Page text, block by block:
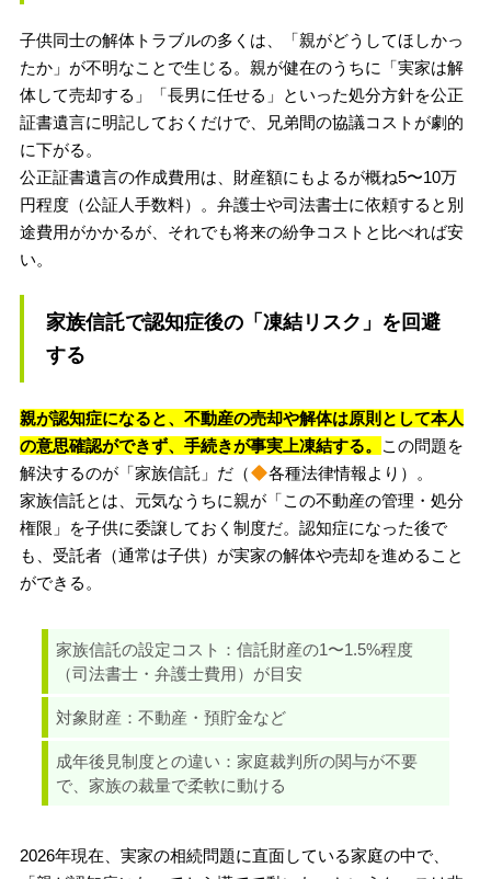
子供同士の解体トラブルの多くは、「親がどうしてほしかっ
たか」が不明なことで生じる。親が健在のうちに「実家は解
体して売却する」「長男に任せる」といった処分方針を公正
証書遺言に明記しておくだけで、兄弟間の協議コストが劇的
に下がる。
公正証書遺言の作成費用は、財産額にもよるが概ね5〜10万
円程度（公証人手数料）。弁護士や司法書士に依頼すると別
途費用がかかるが、それでも将来の紛争コストと比べれば安
い。
家族信託で認知症後の「凍結リスク」を回避
する
親が認知症になると、不動産の売却や解体は原則として本人
の意思確認ができず、手続きが事実上凍結する。
この問題を
解決するのが「家族信託」だ（
各種法律情報より）。
家族信託とは、元気なうちに親が「この不動産の管理・処分
権限」を子供に委譲しておく制度だ。認知症になった後で
も、受託者（通常は子供）が実家の解体や売却を進めること
ができる。
家族信託の設定コスト：信託財産の1〜1.5%程度
（司法書士・弁護士費用）が目安
対象財産：不動産・預貯金など
成年後見制度との違い：家庭裁判所の関与が不要
で、家族の裁量で柔軟に動ける
2026年現在、実家の相続問題に直面している家庭の中で、